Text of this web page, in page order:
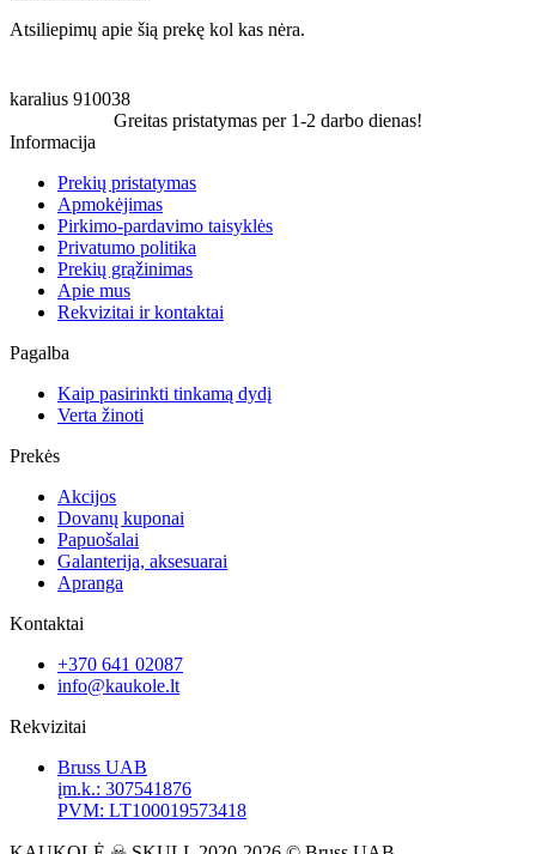
Atsiliepimų apie šią prekę kol kas nėra.
karalius 910038
Greitas pristatymas per 1-2 darbo dienas!
Informacija
Prekių pristatymas
Apmokėjimas
Pirkimo-pardavimo taisyklės
Privatumo politika
Prekių grąžinimas
Apie mus
Rekvizitai ir kontaktai
Pagalba
Kaip pasirinkti tinkamą dydį
Verta žinoti
Prekės
Akcijos
Dovanų kuponai
Papuošalai
Galanterija, aksesuarai
Apranga
Kontaktai
+370 641 02087
info@kaukole.lt
Rekvizitai
Bruss UAB
įm.k.: 307541876
PVM: LT100019573418